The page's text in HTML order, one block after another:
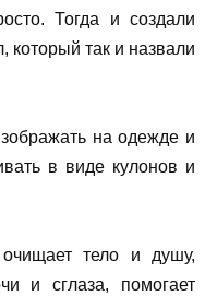
Тогда и создали
так и назвали
на одежде и
в виде кулонов и
тело и душу,
и сглаза, помогает